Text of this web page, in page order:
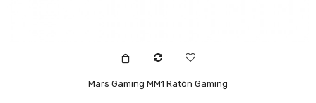
Mars Gaming MM1 Ratón Gaming